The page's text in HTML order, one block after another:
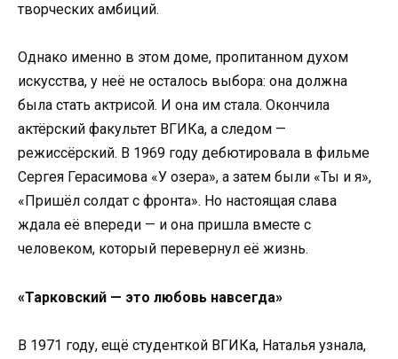
творческих амбиций.
Однако именно в этом доме, пропитанном духом
искусства, у неё не осталось выбора: она должна
была стать актрисой. И она им стала. Окончила
актёрский факультет ВГИКа, а следом —
режиссёрский. В 1969 году дебютировала в фильме
Сергея Герасимова «У озера», а затем были «Ты и я»,
«Пришёл солдат с фронта». Но настоящая слава
ждала её впереди — и она пришла вместе с
человеком, который перевернул её жизнь.
«Тарковский — это любовь навсегда»
В 1971 году, ещё студенткой ВГИКа, Наталья узнала,